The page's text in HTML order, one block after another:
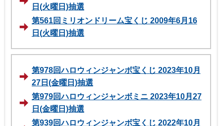
日(火曜日)抽選
第561回ミリオンドリーム宝くじ 2009年6月16
日(火曜日)抽選
第978回ハロウィンジャンボ宝くじ 2023年10月
27日(金曜日)抽選
第979回ハロウィンジャンボミニ 2023年10月27
日(金曜日)抽選
第939回ハロウィンジャンボ宝くじ 2022年10月